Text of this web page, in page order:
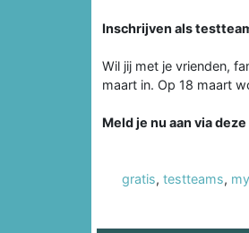
Inschrijven als
Wil jij met je vrienden,
maart in. Op 18 maart
Meld je nu aan via
gratis, testteams,